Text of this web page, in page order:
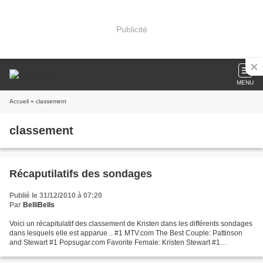
Publicité
MENU
Accueil » classement
classement
Récaputilatifs des sondages
Publié le 31/12/2010 à 07:20
Par BelliBells
Voici un récapitulatif des classement de Kristen dans les différents sondages
dans lesquels elle est apparue .. #1 MTV.com The Best Couple: Pattinson
and Stewart #1 Popsugar.com Favorite Female: Kristen Stewart #1